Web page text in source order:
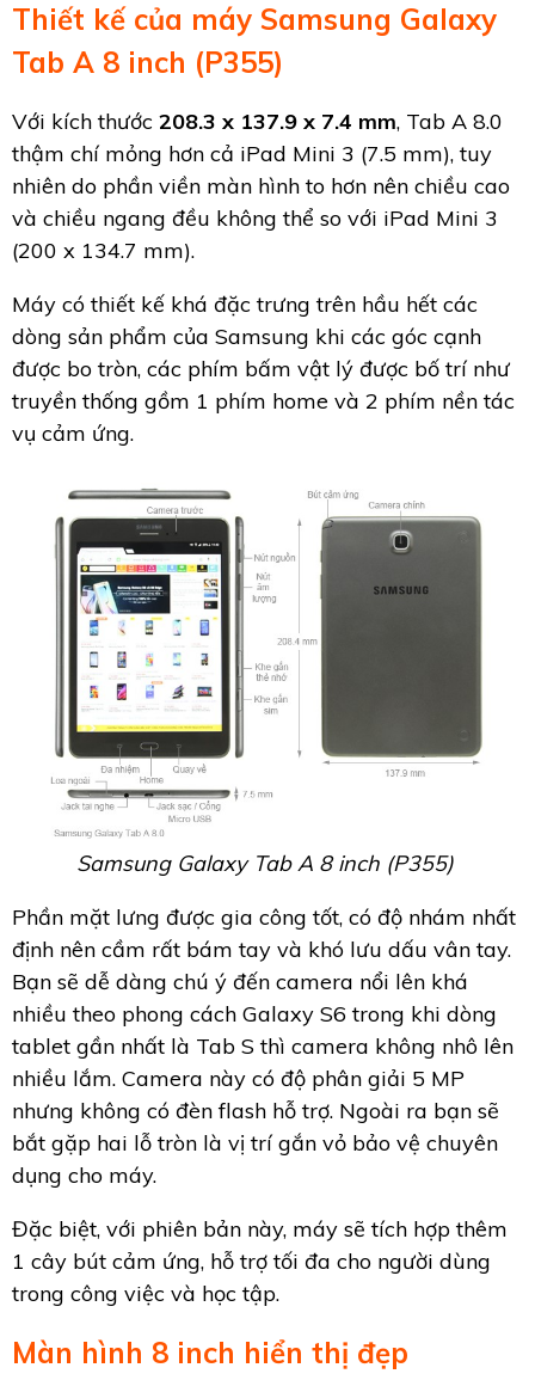
Thiết kế của máy Samsung Galaxy
Tab A 8 inch (P355)
Với kích thước 208.3 x 137.9 x 7.4 mm, Tab A 8.0
thậm chí mỏng hơn cả iPad Mini 3 (7.5 mm), tuy
nhiên do phần viền màn hình to hơn nên chiều cao
và chiều ngang đều không thể so với iPad Mini 3
(200 x 134.7 mm).
Máy có thiết kế khá đặc trưng trên hầu hết các
dòng sản phẩm của Samsung khi các góc cạnh
được bo tròn, các phím bấm vật lý được bố trí như
truyền thống gồm 1 phím home và 2 phím nền tác
vụ cảm ứng.
Samsung Galaxy Tab A 8 inch (P355)
Phần mặt lưng được gia công tốt, có độ nhám nhất
định nên cầm rất bám tay và khó lưu dấu vân tay.
Bạn sẽ dễ dàng chú ý đến camera nổi lên khá
nhiều theo phong cách Galaxy S6 trong khi dòng
tablet gần nhất là Tab S thì camera không nhô lên
nhiều lắm. Camera này có độ phân giải 5 MP
nhưng không có đèn flash hỗ trợ. Ngoài ra bạn sẽ
bắt gặp hai lỗ tròn là vị trí gắn vỏ bảo vệ chuyên
dụng cho máy.
Đặc biệt, với phiên bản này, máy sẽ tích hợp thêm
1 cây bút cảm ứng, hỗ trợ tối đa cho người dùng
trong công việc và học tập.
Màn hình 8 inch hiển thị đẹp